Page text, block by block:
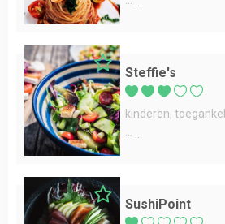
Steffie's
kinderen
SushiPoint